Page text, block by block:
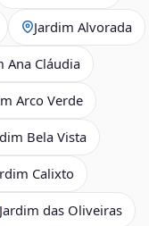
Jardim Alvorada
Ana Cláudia
Arco Verde
Bela Vista
Calixto
Jardim das Oliveiras